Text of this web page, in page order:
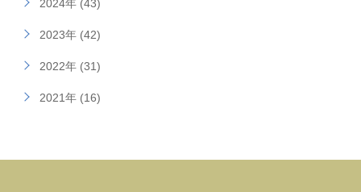
2024年 (43)
2023年 (42)
2022年 (31)
2021年 (16)